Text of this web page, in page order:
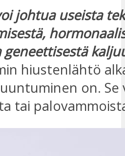
johtua useista
hiustenlähtö
on.
tai